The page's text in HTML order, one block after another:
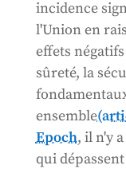
incidence
l'Union en
effets
sûreté, la
ensemble
Epoch, il n'y
qui